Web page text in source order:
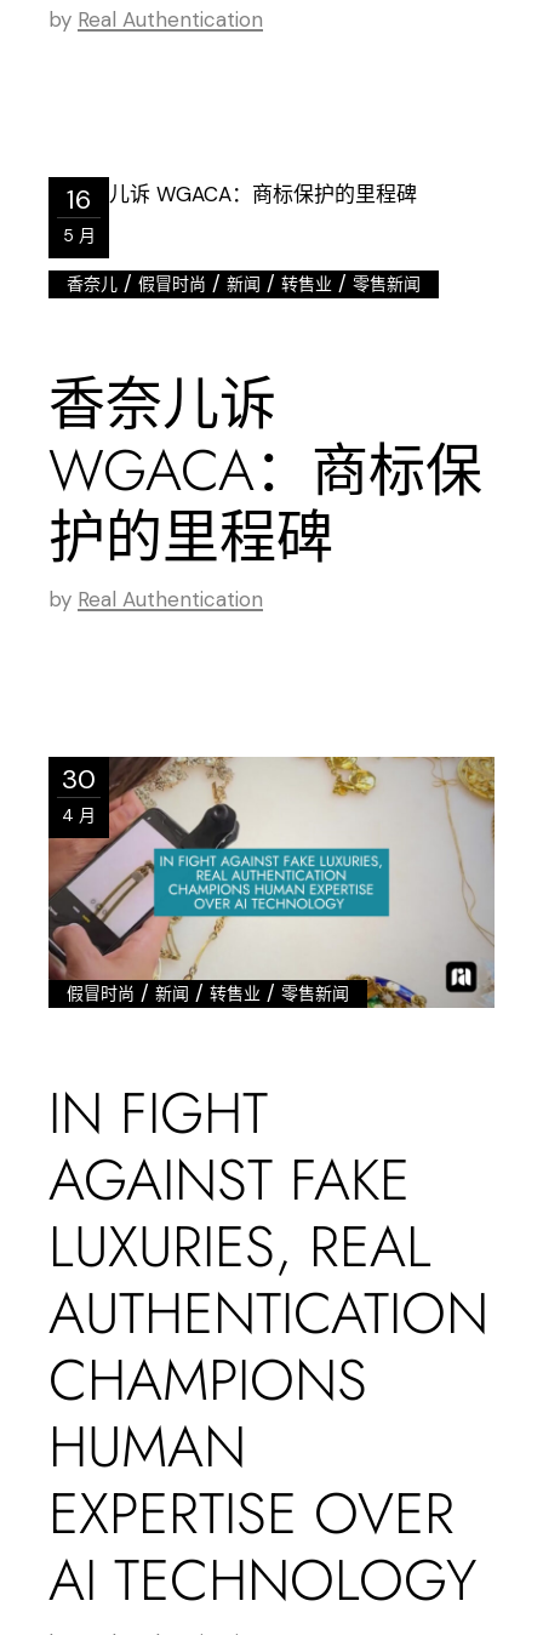
by Real Authentication
16
5 月
香奈儿 /假冒时尚 /新闻 /转售业 /零售新闻
香奈儿诉
WGACA：商标保
护的里程碑
by Real Authentication
30
4 月
假冒时尚 /新闻 /转售业 /零售新闻
IN FIGHT
AGAINST FAKE
LUXURIES, REAL
AUTHENTICATION
CHAMPIONS
HUMAN
EXPERTISE OVER
AI TECHNOLOGY